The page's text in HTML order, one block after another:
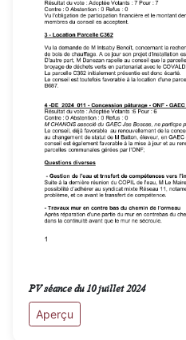
PV séance du 10 juillet 2024
Aperçu